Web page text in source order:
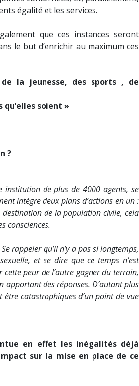
égalité et les services.
que ces instances seront
le but d’enrichir au maximum ces
de la jeunesse, des sports , de
soient »
?
institution de plus de 4000 agents, se
intègre deux plans d’actions en un :
de la population civile, cela
consciences.
rappeler qu’il n’y a pas si longtemps,
et se dire que ce temps n’est
peur de l’autre gagner du terrain,
apportant des réponses. D’autant plus
catastrophiques d’un point de vue
en effet les inégalités déjà
sur la mise en place de ce